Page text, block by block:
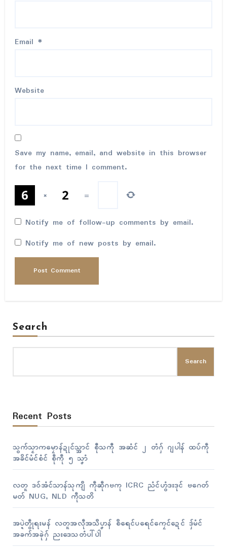
Email *
Website
Save my name, email, and website in this browser
for the next time I comment.
× =
Notify me of follow-up comments by email.
Notify me of new posts by email.
Search
Search
Recent Posts
သွက်သၟာကမၠောန်ဍုၚ်သ္အာၚ် စီုသကီု အဆံၚ် ၂ တံဂှ် ဂျပါန် ထပ်ကဵု
အခိၚ်မံၚ်စံၚ် စဵုကဵု ၅ သၞာံ
လတူ ဒဝ်အံၚ်သာန်သုကျဳ ကဵုဆဵုဂဗကု ICRC ညံၚ်ဟွံဒးဒုၚ် ဗဂေတ်
မတ် NUG, NLD ကဵုသတိ
အပ္ဍဲတွဵုရးမန် လတူအလဵုအသဳပၞာန် စဳရေၚ်ပရေၚ်ကၠေၚ်ဍေၚ် ဒှ်မံၚ်
အခက်အခုဲဂှ် ညးဒေသတံပါ်ပါဲ